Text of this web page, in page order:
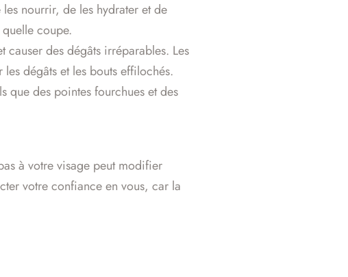
nourrir, de les hydrater et de
coupe.
des dégâts irréparables. Les
dégâts et les bouts effilochés.
que des pointes fourchues et des
à votre visage peut modifier
votre confiance en vous, car la